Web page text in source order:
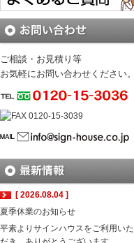
ご相談・お見積り等
お気軽にお問い合わせください。
[ 2026.08.04 ]
夏季休業のお知らせ
平素よりサインハウスをご利用いた